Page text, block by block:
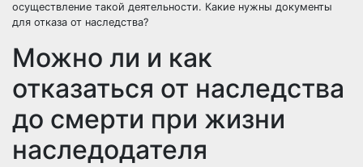
осуществление такой деятельности. Какие нужны документы
для отказа от наследства?
Можно ли и как
отказаться от наследства
до смерти при жизни
наследодателя